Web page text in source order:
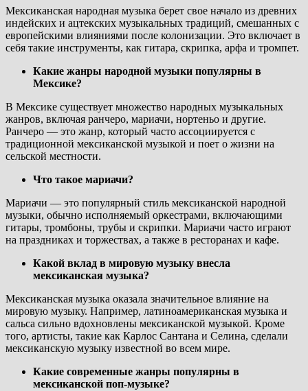
Мексиканская народная музыка берет свое начало из древних
индейских и ацтекских музыкальных традиций, смешанных с
европейскими влияниями после колонизации. Это включает в
себя такие инструменты, как гитара, скрипка, арфа и тромпет.
Какие жанры народной музыки популярны в
Мексике?
В Мексике существует множество народных музыкальных
жанров, включая ранчеро, мариачи, нортеньо и другие.
Ранчеро — это жанр, который часто ассоциируется с
традиционной мексиканской музыкой и поет о жизни на
сельской местности.
Что такое мариачи?
Мариачи — это популярный стиль мексиканской народной
музыки, обычно исполняемый оркестрами, включающими
гитары, тромбоны, трубы и скрипки. Мариачи часто играют
на праздниках и торжествах, а также в ресторанах и кафе.
Какой вклад в мировую музыку внесла
мексиканская музыка?
Мексиканская музыка оказала значительное влияние на
мировую музыку. Например, латиноамериканская музыка и
сальса сильно вдохновлены мексиканской музыкой. Кроме
того, артисты, такие как Карлос Сантана и Селина, сделали
мексиканскую музыку известной во всем мире.
Какие современные жанры популярны в
мексиканской поп-музыке?